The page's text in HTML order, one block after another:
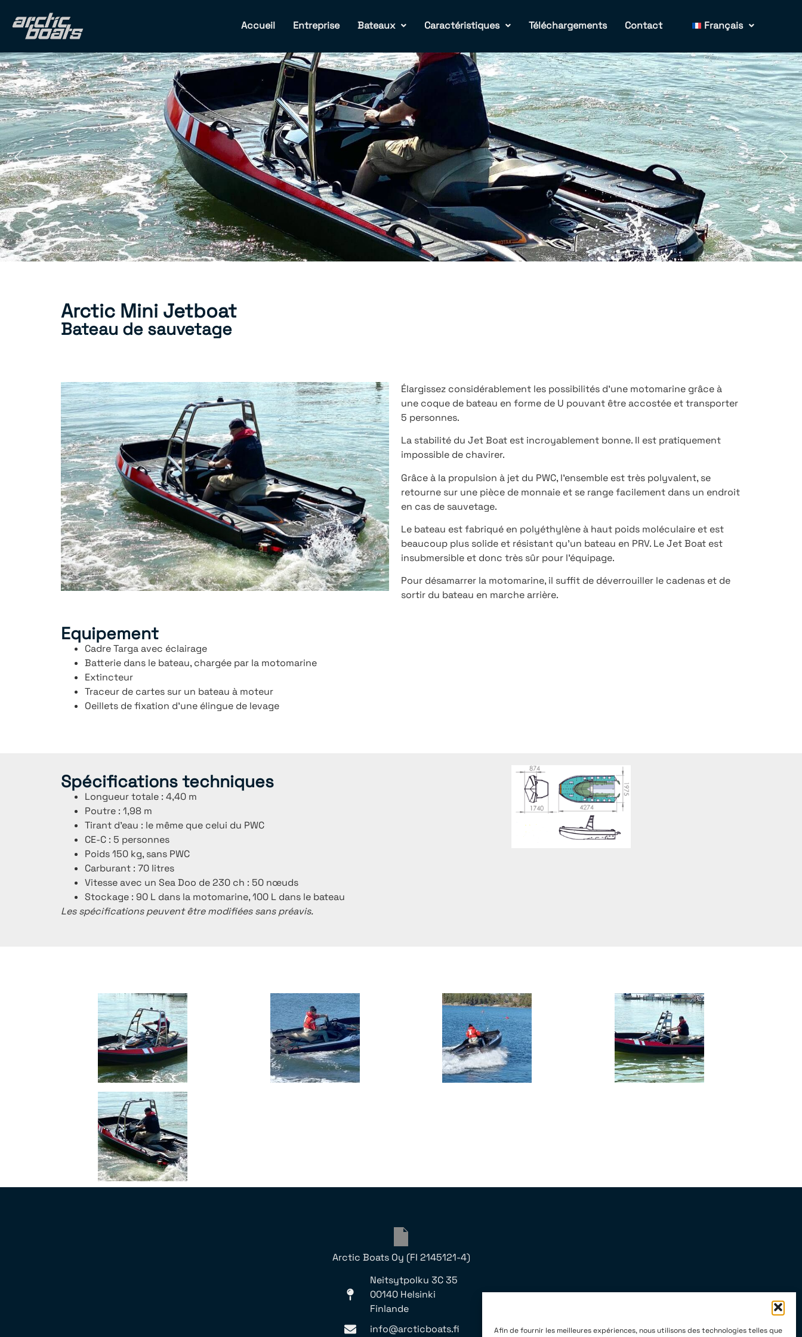
Afin de fournir les meilleures expériences, nous utilisons des technologies telles que
Accueil Entreprise Bateaux Caractéristiques Téléchargements Contact Français
Arctic Mini Jetboat
Bateau de sauvetage
Élargissez considérablement les possibilités d’une motomarine grâce à
une coque de bateau en forme de U pouvant être accostée et transporter
5 personnes.
La stabilité du Jet Boat est incroyablement bonne. Il est pratiquement
impossible de chavirer.
Grâce à la propulsion à jet du PWC, l’ensemble est très polyvalent, se
retourne sur une pièce de monnaie et se range facilement dans un endroit
en cas de sauvetage.
Le bateau est fabriqué en polyéthylène à haut poids moléculaire et est
beaucoup plus solide et résistant qu’un bateau en PRV. Le Jet Boat est
insubmersible et donc très sûr pour l’équipage.
Pour désamarrer la motomarine, il suffit de déverrouiller le cadenas et de
sortir du bateau en marche arrière.
Equipement
Cadre Targa avec éclairage
Batterie dans le bateau, chargée par la motomarine
Extincteur
Traceur de cartes sur un bateau à moteur
Oeillets de fixation d’une élingue de levage
Spécifications techniques
Longueur totale : 4,40 m
Poutre : 1,98 m
Tirant d’eau : le même que celui du PWC
CE-C : 5 personnes
Poids 150 kg, sans PWC
Carburant : 70 litres
Vitesse avec un Sea Doo de 230 ch : 50 nœuds
Stockage : 90 L dans la motomarine, 100 L dans le bateau
Les spécifications peuvent être modifiées sans préavis.
Arctic Boats Oy (FI 2145121-4)
Neitsytpolku 3C 35
00140 Helsinki
Finlande
info@arcticboats.fi